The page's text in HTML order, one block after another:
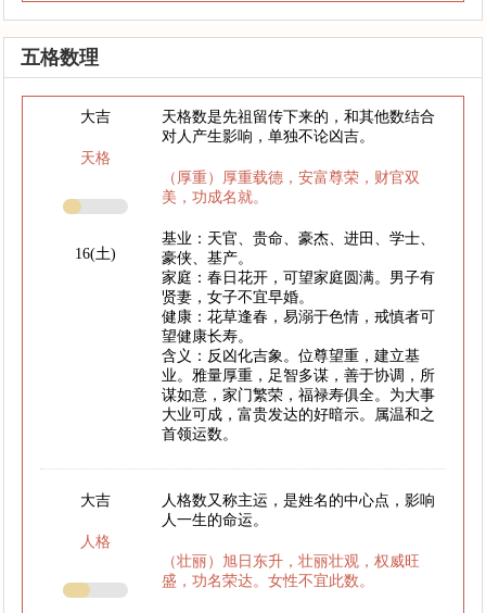
五格数理
大吉
天格
16(土)
天格数是先祖留传下来的，和其他数结合
对人产生影响，单独不论凶吉。
（厚重）厚重载德，安富尊荣，财官双
美，功成名就。
基业：天官、贵命、豪杰、进田、学士、
豪侠、基产。
家庭：春日花开，可望家庭圆满。男子有
贤妻，女子不宜早婚。
健康：花草逢春，易溺于色情，戒慎者可
望健康长寿。
含义：反凶化吉象。位尊望重，建立基
业。雅量厚重，足智多谋，善于协调，所
谋如意，家门繁荣，福禄寿俱全。为大事
大业可成，富贵发达的好暗示。属温和之
首领运数。
大吉
人格
人格数又称主运，是姓名的中心点，影响
人一生的命运。
（壮丽）旭日东升，壮丽壮观，权威旺
盛，功名荣达。女性不宜此数。